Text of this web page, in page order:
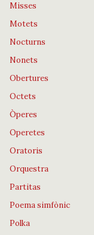
Misses
Motets
Nocturns
Nonets
Obertures
Octets
Òperes
Operetes
Oratoris
Orquestra
Partitas
Poema simfònic
Polka